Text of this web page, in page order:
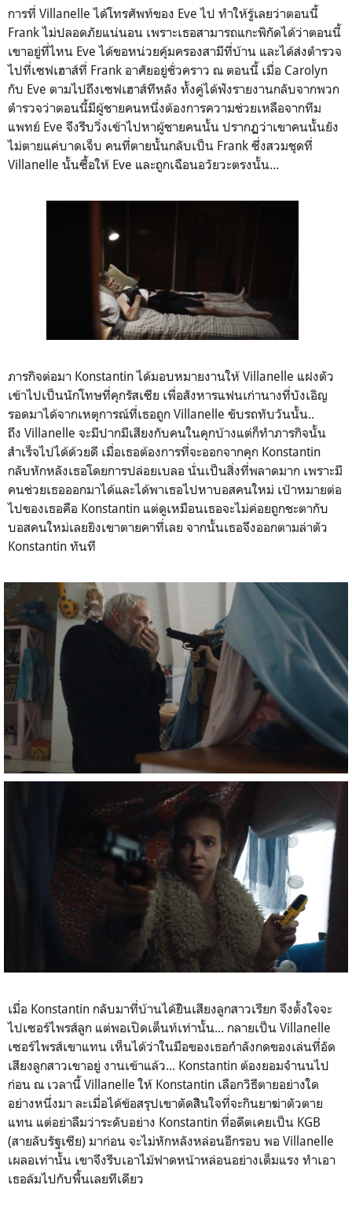
การที่ Villanelle ได้โทรศัพท์ของ Eve ไป ทำให้รู้เลยว่าตอนนี้
Frank ไม่ปลอดภัยแน่นอน เพราะเธอสามารถแกะพิกัดได้ว่าตอนนี้
เขาอยู่ที่ไหน Eve ได้ขอหน่วยคุ้มครองสามีที่บ้าน และได้ส่งตำรวจ
ไปที่เซฟเฮาส์ที่ Frank อาศัยอยู่ชั่วคราว ณ ตอนนี้ เมื่อ Carolyn
กับ Eve ตามไปถึงเซฟเฮาส์ทีหลัง ทั้งคู่ได้ฟังรายงานกลับจากพวก
ตำรวจว่าตอนนี้มีผู้ชายคนหนึ่งต้องการความช่วยเหลือจากทีม
แพทย์ Eve จึงรีบวิ่งเข้าไปหาผู้ชายคนนั้น ปรากฏว่าเขาคนนั้นยัง
ไม่ตายแค่บาดเจ็บ คนที่ตายนั้นกลับเป็น Frank ซึ่งสวมชุดที่
Villanelle นั้นซื้อให้ Eve และถูกเฉือนอวัยวะตรงนั้น...
ภารกิจต่อมา Konstantin ได้มอบหมายงานให้ Villanelle แฝงตัว
เข้าไปเป็นนักโทษที่คุกรัสเซีย เพื่อสังหารแฟนเก่านางที่บังเอิญ
รอดมาได้จากเหตุการณ์ที่เธอถูก Villanelle ขับรถทับวันนั้น..
ถึง Villanelle จะมีปากมีเสียงกับคนในคุกบ้างแต่ก็ทำภารกิจนั้น
สำเร็จไปได้ด้วยดี เมื่อเธอต้องการที่จะออกจากคุก Konstantin
กลับหักหลังเธอโดยการปล่อยเบลอ นั่นเป็นสิ่งที่พลาดมาก เพราะมี
คนช่วยเธอออกมาได้และได้พาเธอไปหาบอสคนใหม่ เป้าหมายต่อ
ไปของเธอคือ Konstantin แต่ดูเหมือนเธอจะไม่ค่อยถูกชะตากับ
บอสคนใหม่เลยยิงเขาตายคาที่เลย จากนั้นเธอจึงออกตามล่าตัว
Konstantin ทันที
เมื่อ Konstantin กลับมาที่บ้านได้ยิินเสียงลูกสาวเรียก จึงตั้งใจจะ
ไปเซอร์ไพรส์ลูก แต่พอเปิดเต็นท์เท่านั้น... กลายเป็น Villanelle
เซอร์ไพรส์เขาแทน เห็นได้ว่าในมือของเธอกำลังกดของเล่นที่อัด
เสียงลูกสาวเขาอยู่ งานเข้าแล้ว... Konstantin ต้องยอมจำนนไป
ก่อน ณ เวลานี้ Villanelle ให้ Konstantin เลือกวิธีตายอย่างใด
อย่างหนึ่งมา ละเมื่อได้ข้อสรุปเขาตัดสิินใจที่จะกินยาฆ่าตัวตาย
แทน แต่อย่าลืมว่าระดับอย่าง Konstantin ที่อดีตเคยเป็น KGB
(สายลับรัฐเซีย) มาก่อน จะไม่หักหลังหล่อนอีกรอบ พอ Villanelle
เผลอเท่านั้น เขาจึงรีบเอาไม้ฟาดหน้าหล่อนอย่างเต็มแรง ทำเอา
เธอล้มไปกับพื้นเลยทีเดียว